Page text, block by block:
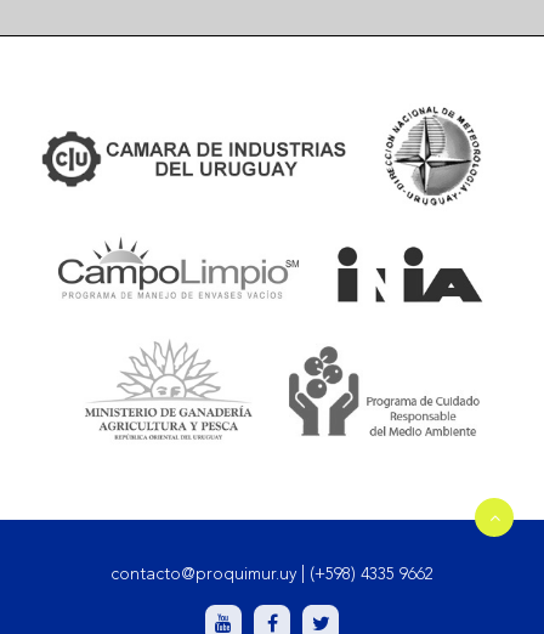
contacto@proquimur.uy (+598) 4335 9662